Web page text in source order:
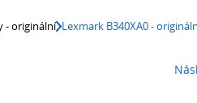
- originální Lexmark B340XA0 -